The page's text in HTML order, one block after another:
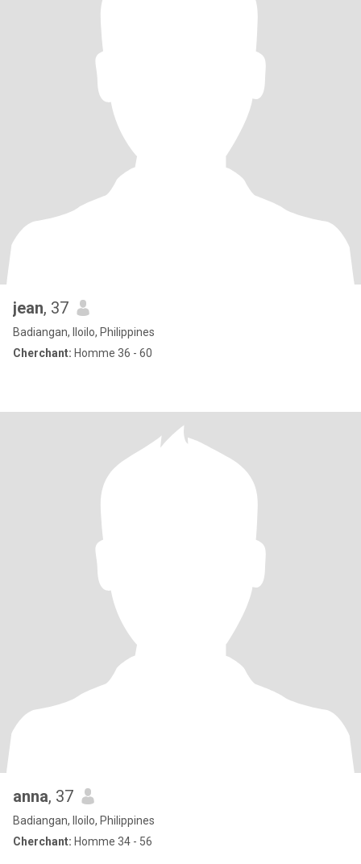
jean, 37
Badiangan, Iloilo, Philippines
Cherchant: Homme 36 - 60
anna, 37
Badiangan, Iloilo, Philippines
Cherchant: Homme 34 - 56